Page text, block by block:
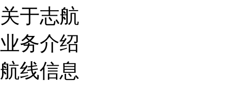
关于志航
业务介绍
航线信息